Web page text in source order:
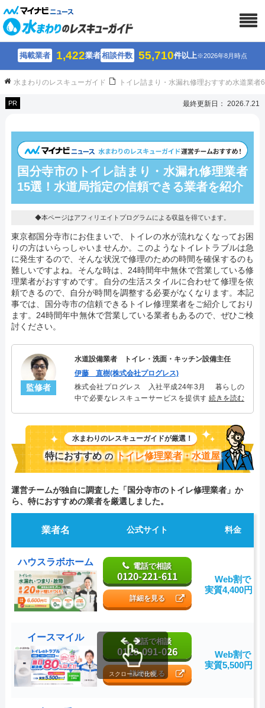
掲載業者 1,422業者相談件数 55,710件以上※2026年8月時点
水まわりのレスキューガイド トイレ詰まり・水漏れ修理おすすめ水道業
PR 最終更新日： 2026.7.21
国分寺市のトイレ詰まり・水漏れ修理業者
15選！水道局指定の信頼できる業者を紹介
◆本ページはアフィリエイトプログラムによる収益を得ています。
東京都国分寺市にお住まいで、トイレの水が流れなくなってお困
りの方はいらっしゃいませんか。このようなトイレトラブルは急
に発生するので、そんな状況で修理のための時間を確保するのも
難しいですよね。そんな時は、24時間年中無休で営業している修
理業者がおすすめです。自分の生活スタイルに合わせて修理を依
頼できるので、自分が時間を調整する必要がなくなります。本記
事では、国分寺市の信頼できるトイレ修理業者をご紹介しており
ます。24時間年中無休で営業している業者もあるので、ぜひご検
討ください。
監修者
水道設備業者 トイレ・洗面・キッチン設備主任
伊藤 直樹(株式会社プログレス)
株式会社プログレス 入社平成24年3月 暮らしの
中で必要なレスキューサービスを提供する株式会社
トイレ・洗面・キッチン関連のトラブルを解決。多
くのお客様に信頼される「トイレ・洗面・キッチ
ン」のスペシャリスト。
続きを読む
水まわりのレスキューガイドが厳選！
特におすすめ の トイレ修理業者・水道屋
運営チームが独自に調査した「国分寺市のトイレ修理業者」か
ら、特におすすめの業者を厳選しました。
業者名 公式サイト 料金
ハウスラボホーム 電話で相談
0120-221-611
詳細を見る
Web割で
実質4,400円～
イースマイル 電話で相談
0120-091-026
詳細を見る
Web割で
実質5,500円～
スクロールで比較